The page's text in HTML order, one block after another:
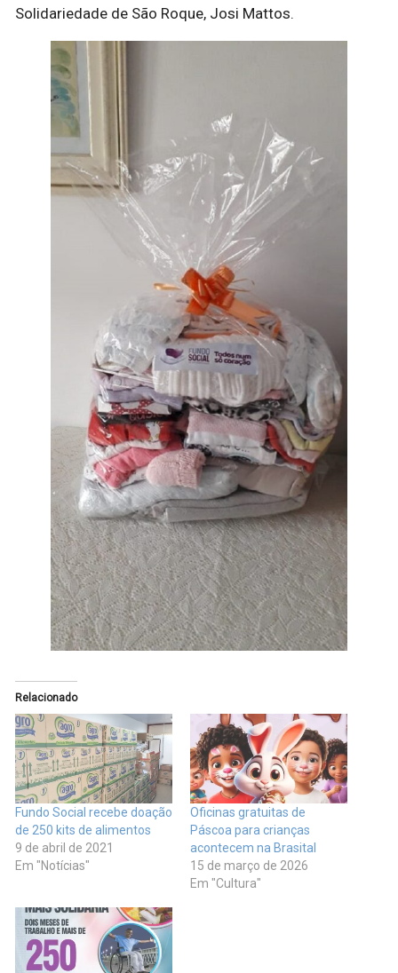
Solidariedade de São Roque, Josi Mattos.
Relacionado
Fundo Social recebe doação
de 250 kits de alimentos
9 de abril de 2021
Em "Notícias"
Oficinas gratuitas de
Páscoa para crianças
acontecem na Brasital
15 de março de 2026
Em "Cultura"